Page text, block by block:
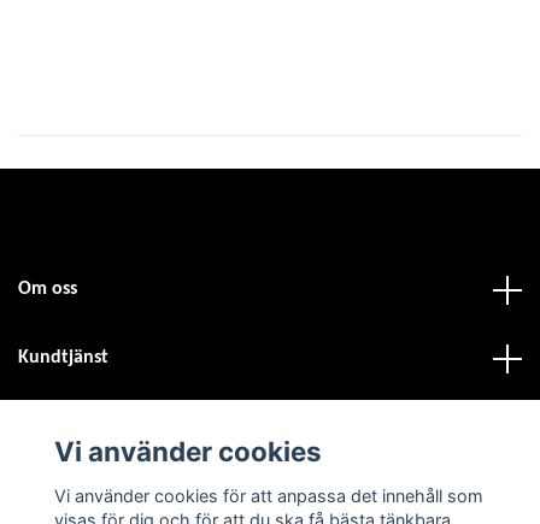
Om oss
Kundtjänst
Sociala medier
Vi använder cookies
Vi använder cookies för att anpassa det innehåll som
visas för dig och för att du ska få bästa tänkbara